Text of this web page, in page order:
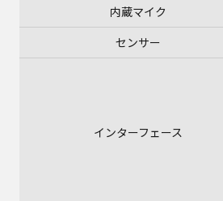
内蔵マイク
センサー
インターフェース